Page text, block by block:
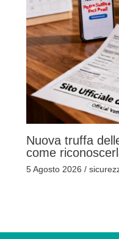
Nuova truffa
come
5 Agosto 2026 /